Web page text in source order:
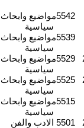
مواضيع وابحاث
سياسية
5542
مواضيع وابحاث
سياسية
5539
مواضيع وابحاث
سياسية
5529
مواضيع وابحاث
سياسية
5525
مواضيع وابحاث
سياسية
5515
الادب والفن 5501